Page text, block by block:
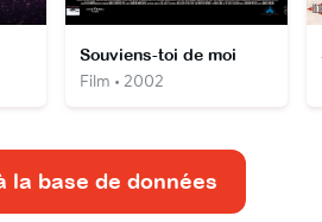
Souviens-toi de moi
Film • 2002
la base de données